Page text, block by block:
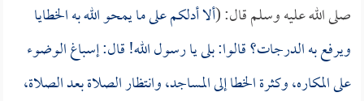
صلى الله عليه وسلم قال: (ألا أدلكم على ما يمحو الله به الخطايا
ويرفع به الدرجات؟ قالوا: بلى يا رسول الله! قال: إسباغ الوضوء
على المكاره، وكثرة الخطا إلى المساجد، وانتظار الصلاة بعد الصلاة،